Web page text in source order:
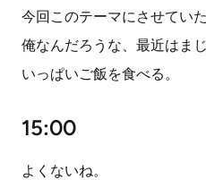
今回このテーマにさせてい
俺なんだろうな、最近はま
いっぱいご飯を食べる。
15:00
よくないね。